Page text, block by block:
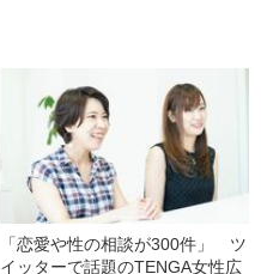
「恋愛や性の相談が300件」 ツ
イッターで話題のTENGA女性広